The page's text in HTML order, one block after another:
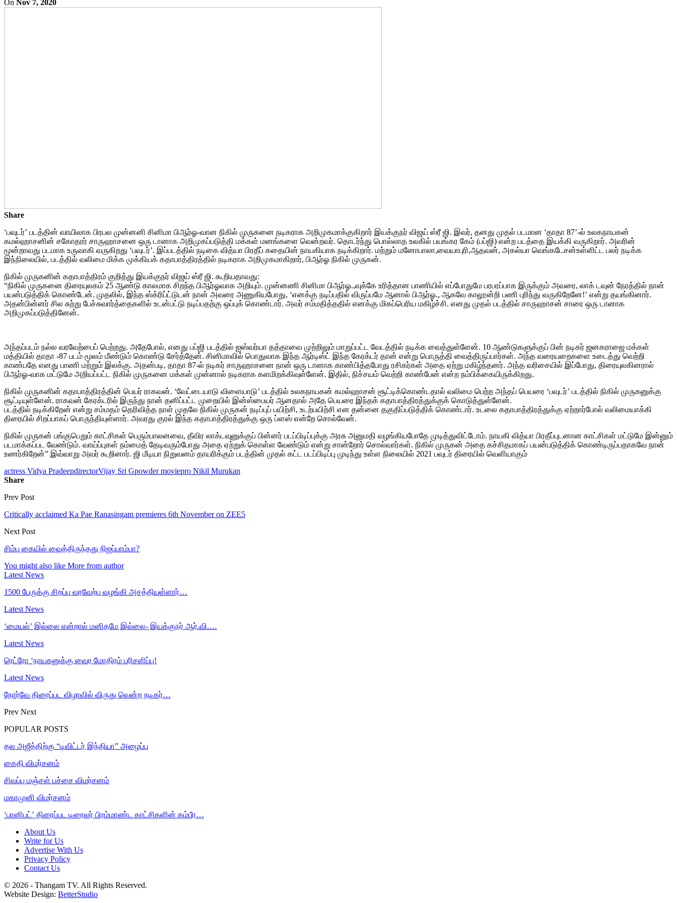
On Nov 7, 2020
Share
‘பவுடர்’ படத்தின் வாயிலாக பிரபல முன்னனி சினிமா பிஆர்ஓ-வான நிகில் முருகனை நடிகராக அறிமுகமாக்குகிறார் இயக்குநர் விஜய் ஸ்ரீ ஜி. இவர், தனது முதல் படமான ‘தாதா 87’-ல் உலகநாயகன்
கமல்ஹாசனின் சகோதரர் சாருஹாசனை ஒரு டானாக அறிமுகப்படுத்தி மக்கள் மனங்களை வென்றவர். தொடர்ந்து பொல்லாத உலகில் பயங்கர கேம் (பப்ஜி) என்ற படத்தை இயக்கி வருகிறார். அவரின்
மூன்றாவது படமாக உருவாகி வருகிறது ‘பவுடர்’. இப்படத்தில் நடிகை வித்யா பிரதீப் கதையின் நாயகியாக நடிக்கிறார். மற்றும் மனோபாலா,வையாபுரி,ஆதவன், அகல்யா வெங்கடேசன்உள்ளிட்ட பலர் நடிக்க
இந்நிலையில், படத்தில் வலிமை மிக்க முக்கியக் கதாபாத்திரத்தில் நடிகராக அறிமுகமாகிறார், பிஆர்ஓ நிகில் முருகன்.
நிகில் முருகனின் கதாபாத்திரம் குறித்து இயக்குநர் விஜய் ஸ்ரீ ஜி. கூறியதாவது:
“நிகில் முருகனை திரையுலகம் 25 ஆண்டு காலமாக சிறந்த பிஆர்ஓவாக அறியும். முன்னணி சினிமா பிஆர்ஓ.,வுக்கே உரித்தான பாணியில் எப்போதுமே பரபரப்பாக இருக்கும் அவரை, லாக் டவுன் நேரத்தில் நான்
பயன்படுத்திக் கொண்டேன். முதலில், இந்த ஸ்க்ரிப்ட்டுடன் நான் அவரை அணுகியபோது, ‘எனக்கு நடிப்பதில் விருப்பமே ஆனால் பிஆர்ஓ., ஆகவே காலூன்றி பணி புரிந்து வருகிறேனே!’ என்று தயங்கினார்.
அதன்பின்னர் சில சுற்று பேச்சுவார்த்தைகளில் உடன்பட்டு நடிப்பதற்கு ஒப்புக் கொண்டார். அவர் சம்மதித்ததில் எனக்கு மிகப்பெரிய மகிழ்ச்சி. எனது முதல் படத்தில் சாருஹாசன் சாரை ஒரு டானாக
அறிமுகப்படுத்தினேன்.
அந்தப்படம் நல்ல வரவேற்பைப் பெற்றது. அதேபோல், எனது பப்ஜி படத்தில் ஐஸ்வர்யா தத்தாவை முற்றிலும் மாறுப்பட்ட வேடத்தில் நடிக்க வைத்துள்ளேன். 10 ஆண்டுகளுக்குப் பின் நடிகர் ஜனகராஜை மக்கள்
மத்தியில் தாதா -87 படம் மூலம் மீண்டும் கொண்டு சேர்த்தேன். சினிமாவில் பொதுவாக இந்த ஆர்டிஸ்ட் இந்த கேரக்டர் தான் என்று பொருத்தி வைத்திருப்பார்கள். அந்த வரையறைகளை உடைத்து வெற்றி
காண்பதே எனது பாணி மற்றும் இலக்கு. அதன்படி, தாதா 87-ல் நடிகர் சாருஹாசனை நான் ஒரு டானாக காண்பித்தபோது ரசிகர்கள் அதை ஏற்று மகிழ்ந்தனர். அந்த வரிசையில் இப்போது, திரையுலகினரால்
பிஆர்ஓ-வாக மட்டுமே அறியப்பட்ட நிகில் முருகனை மக்கள் முன்னால் நடிகராக களமிறக்கிவுள்ளேன். இதில், நிச்சயம் வெற்றி காண்பேன் என்ற நம்பிக்கையிருக்கிறது.
நிகில் முருகனின் கதாபாத்திரத்தின் பெயர் ராகவன். ‘வேட்டையாடு விளையாடு’ படத்தில் உலகநாயகன் கமல்ஹாசன் சூட்டிக்கொண்டதால் வலிமை பெற்ற அந்தப் பெயரை ‘பவுடர்’ படத்தில் நிகில் முருகனுக்கு
சூட்டியுள்ளேன். ராகவன் கேரக்டரில் இருந்து நான் தனிப்பட்ட முறையில் இன்ஸ்பையர் ஆனதால் அதே பெயரை இந்தக் கதாபாத்திரத்துக்குக் கொடுத்துள்ளேன்.
படத்தில் நடிக்கிறேன் என்று சம்மதம் தெரிவித்த நாள் முதலே நிகில் முருகன் நடிப்புப் பயிற்சி, உடற்பயிற்சி என தன்னை தகுதிப்படுத்திக் கொண்டார். உடலை கதாபாத்திரத்துக்கு ஏற்றார்போல் வலிமையாக்கி
திரையில் சிறப்பாகப் பொருந்தியுள்ளார். அவரது குரல் இந்த கதாபாத்திரத்துக்கு ஒரு ப்ளஸ் என்றே சொல்வேன்.
நிகில் முருகன் பங்குபெறும் காட்சிகள் பெரும்பாலனவை, தீவிர லாக்டவுனுக்குப் பின்னர் படப்பிடிப்புக்கு அரசு அனுமதி வழங்கியபோதே முடித்துவிட்டோம். நாயகி வித்யா பிரதீப்புடனான காட்சிகள் மட்டுமே இன்னும்
படமாக்கப்பட வேண்டும். வாய்ப்புகள் நம்மைத் தேடிவரும்போது அதை ஏற்றுக் கொள்ள வேண்டும் என்று சான்றோர் சொல்வார்கள். நிகில் முருகன் அதை கச்சிதமாகப் பயன்படுத்திக் கொண்டிருப்பதாகவே நான்
உணர்கிறேன்” இவ்வாறு அவர் கூறினார். ஜி மீடியா நிறுவனம் தாயரிக்கும் படத்தின் முதல் கட்ட படப்பிடிப்பு முடிந்து உள்ள நிலையில் 2021 பவுடர் திரையில் வெளியாகும்
actress Vidya PradeepdirectorVijay Sri Gpowder moviepro Nikil Murukan
Share
Prev Post
Critically acclaimed Ka Pae Ranasingam premieres 6th November on ZEE5
Next Post
சிம்பு கையில் வைத்திருந்தது நிஜப்பாம்பா?
You might also like More from author
Latest News
1500 பேருக்கு சிறப்பு வரவேற்பு வழங்கி அசத்தியுள்ளார்…
Latest News
‘மையல்’ இல்லை என்றால் மனிதமே இல்லை- இயக்குநர் ஆர்.வி.…
Latest News
ரெட்ரோ ‘நாயகனுக்கு வைர மோதிரம் பரிசளிப்பு!
Latest News
நோர்வே திரைப்பட விழாவில் விருது வென்ற நடிகர்…
Prev Next
POPULAR POSTS
தல அஜீத்திற்கு “டிவிட்டர் இந்தியா” அழைப்பு
கைதி விமர்சனம்
சிவப்பு மஞ்சள் பச்சை விமர்சனம்
மகாமுனி விமர்சனம்
‘பானிபட்’ திரைப்பட டிரைலர் பிரம்மாண்ட காட்சிகளின் கம்பீர…
About Us
Write for Us
Advertise With Us
Privacy Policy
Contact Us
© 2026 - Thangam TV. All Rights Reserved.
Website Design: BetterStudio